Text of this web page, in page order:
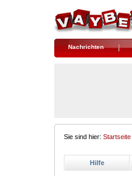
Nachrichten
Sie sind hier: Startseite
Hilfe